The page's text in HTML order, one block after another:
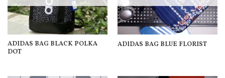
ADIDAS BAG BLACK POLKA
DOT
ADIDAS BAG BLUE FLORIST